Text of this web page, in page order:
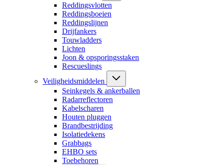
Reddingsvlotten
Reddingsboeien
Reddingslijnen
Drijfankers
Touwladders
Lichten
Joon & opsporingsstaken
Rescueslings
Veiligheidsmiddelen
Seinkegels & ankerballen
Radarreflectoren
Kabelscharen
Houten pluggen
Brandbestrijding
Isolatiedekens
Grabbags
EHBO sets
Toebehoren